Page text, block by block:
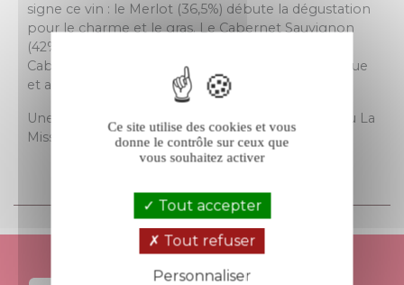
signe ce vin : le Merlot (36,5%) débute la dégustation
pour le charme et le gras. Le Cabernet Sauvignon
(42%) prolonge le vin et le structure. Et enfin, le
Cabernet Franc (21,5%) souligne la finale aromatique
et aérienne.
Une belle porte d’entrée vers l’univers du Château La
Mission Haut-Brion !
Ce site utilise des cookies et vous
donne le contrôle sur ceux que
vous souhaitez activer
Tout accepter
Tout refuser
Personnaliser